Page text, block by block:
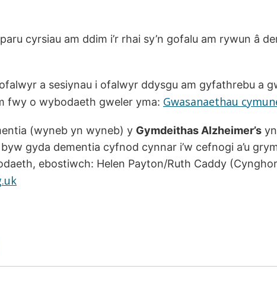
cyrsiau am ddim i’r rhai sy’n gofalu am rywun â
a sesiynau i ofalwyr ddysgu am gyfathrebu a
fwy o wybodaeth gweler yma: Gwasanaethau
(wyneb yn wyneb) y Gymdeithas Alzheimer’s
gyda dementia cyfnod cynnar i’w cefnogi a’u
ebostiwch: Helen Payton/Ruth Caddy